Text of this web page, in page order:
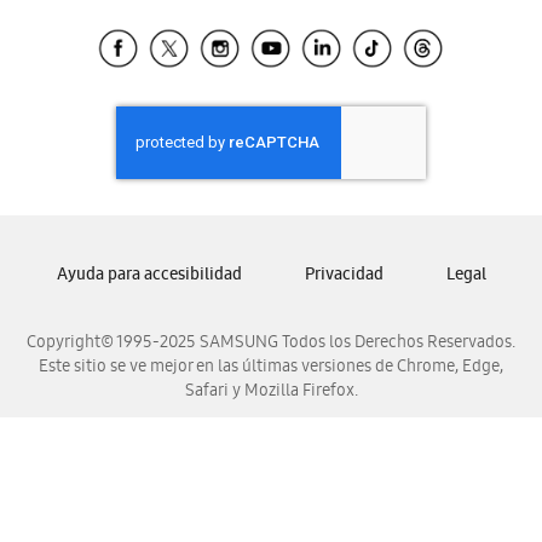
Samsung Ecuador
Samsung El Salvador
Samsung Guatemala
Samsung Honduras
Samsung Nicaragua
Samsung Venezuela
Copyright© 1995-2025 SAMSUNG Todos los Derechos Reservados.
Este sitio se ve mejor en las últimas versiones de Chrome, Edge,
Safari y Mozilla Firefox.
Ayuda para accesibilidad Privacidad Legal